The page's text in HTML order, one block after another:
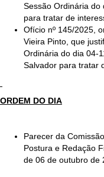
Sessão Ordinária do
para tratar de
Ofício nº 145/2025,
Vieira Pinto, que
Ordinária do dia 04-
Salvador para tratar
ORDEM DO DIA
Parecer da
Postura e Redação
de 06 de outubro de